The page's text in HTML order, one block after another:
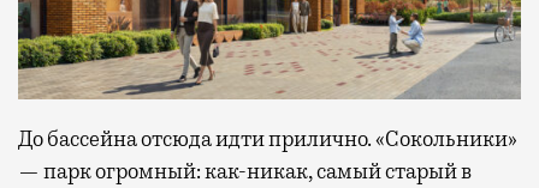
До бассейна отсюда идти прилично. «Сокольники»
— парк огромный: как-никак, самый старый в